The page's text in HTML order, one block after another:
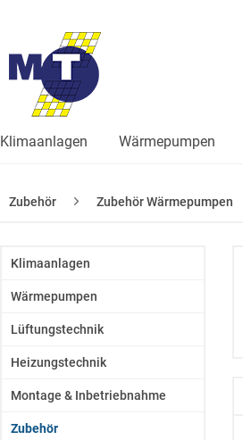
Klimaanlagen Wärmepumpen
Zubehör Zubehör Wärmepumpen
Klimaanlagen
Wärmepumpen
Lüftungstechnik
Heizungstechnik
Montage & Inbetriebnahme
Zubehör